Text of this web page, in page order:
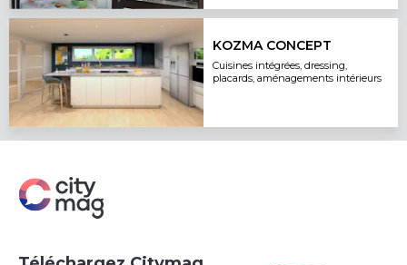
KOZMA CONCEPT
Cuisines intégrées, dressing,
placards, aménagements intérieurs